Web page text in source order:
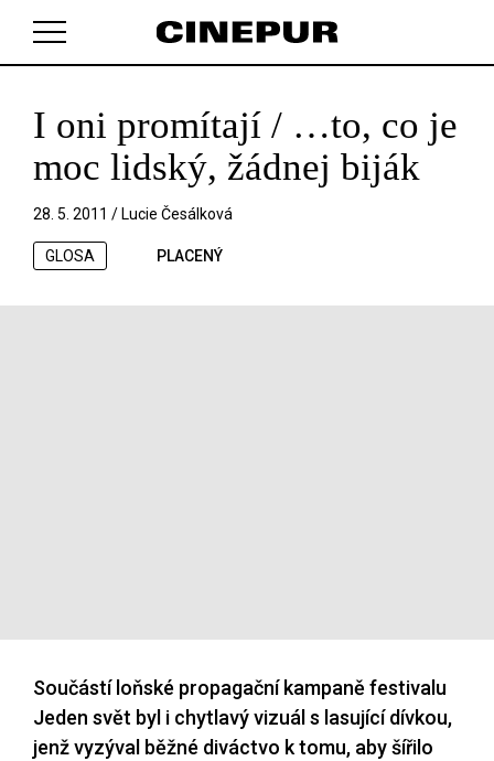
V košíku zatím nemáte žádné položky.
I oni promítají / …to, co je
moc lidský, žádnej biják
28. 5. 2011 / Lucie Česálková
GLOSA PLACENÝ
Součástí loňské propagační kampaně festivalu
Jeden svět byl i chytlavý vizuál s lasující dívkou,
jenž vyzýval běžné diváctvo k tomu, aby šířilo